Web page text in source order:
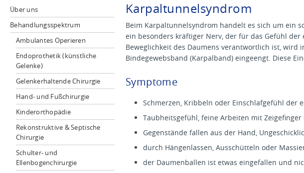
Über uns
Behandlungsspektrum
Ambulantes Operieren
Endoprothetik (künstliche
Gelenke)
Gelenkerhaltende Chirurgie
Hand- und Fußchirurgie
Kinderorthopädie
Rekonstruktive & Septische
Chirurgie
Schulter- und
Ellenbogenchirurgie
Karpaltunnelsyndrom
Beim Karpaltunnelsyndrom handelt es sich um ein
ein besonders kräftiger Nerv, der für das Gefühl
Beweglichkeit des Daumens verantwortlich ist, wird
Bindegewebsband (Karpalband) eingeengt. Diese
Symptome
Schmerzen, Kribbeln oder Einschlafgefühl der
Taubheitsgefühl, feine Arbeiten mit
Gegenstände fallen aus der Hand,
durch Hängenlassen, Ausschütteln oder
der Daumenballen ist etwas eingefallen und